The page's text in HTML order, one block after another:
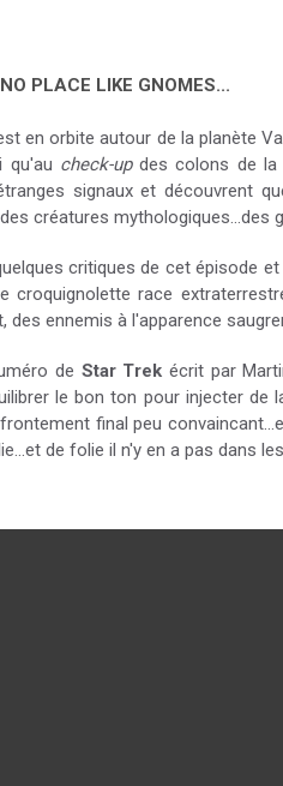
PLACE LIKE GNOMES...
en orbite autour de la planète
qu'au check-updes colons de la
signaux et découvrent
créatures mythologiques...des
critiques de cet épisode
croquignolette race
des ennemis à l'apparence
de Star Trek écrit par
le bon ton pour injecter de
final peu
de folie il n'y en a pas dans